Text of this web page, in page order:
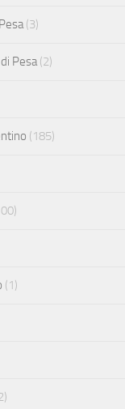
(3)
Pesa(2)
(185)
(1)